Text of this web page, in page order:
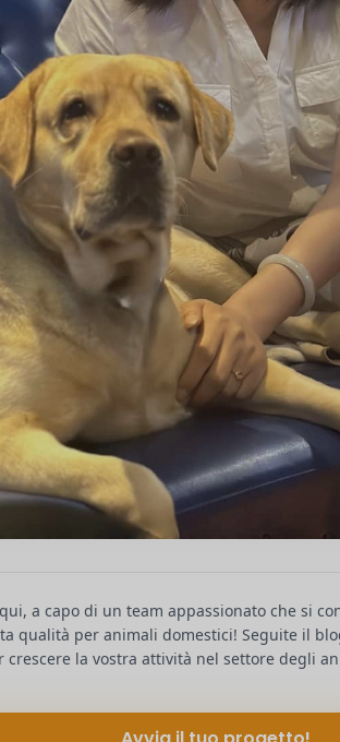
qui, a capo di un team appassionato che si
qualità per animali domestici! Seguite il
crescere la vostra attività nel settore degli